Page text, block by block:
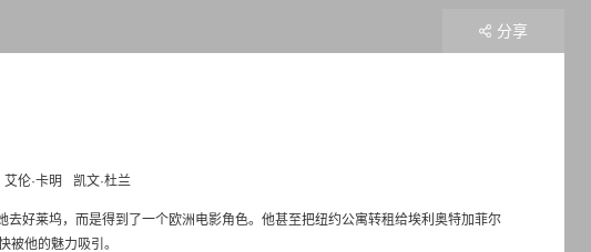
艾伦·卡明 凯文·杜兰
好莱坞，而是得到了一个欧洲电影角色。他甚至把纽约公寓转租给埃利奥特加菲尔
被他的魅力吸引。
分享